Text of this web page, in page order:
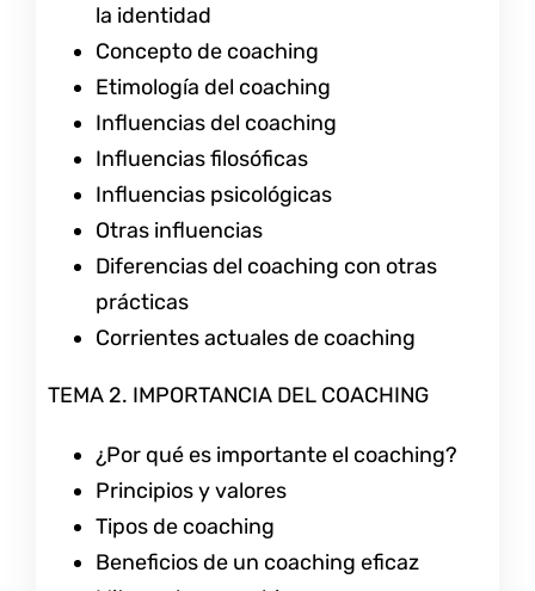
la identidad
Concepto de coaching
Etimología del coaching
Influencias del coaching
Influencias filosóficas
Influencias psicológicas
Otras influencias
Diferencias del coaching con otras
prácticas
Corrientes actuales de coaching
TEMA 2. IMPORTANCIA DEL COACHING
¿Por qué es importante el coaching?
Principios y valores
Tipos de coaching
Beneficios de un coaching eficaz